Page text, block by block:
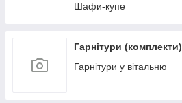
Шафи-купе
Гарнітури (комплекти)
Гарнітури у вітальню